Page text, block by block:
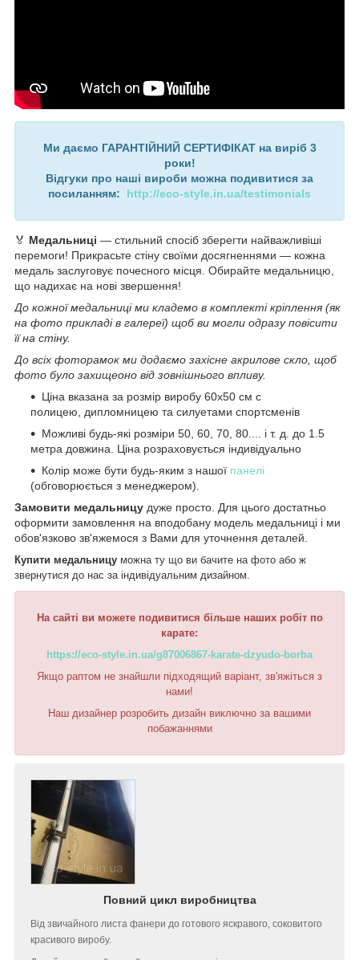
Ми даємо ГАРАНТІЙНИЙ СЕРТИФІКАТ на виріб 3
роки!
Відгуки про наші вироби можна подивитися за
посиланням: http://eco-style.in.ua/testimonials
🏅 Медальниці — стильний спосіб зберегти найважливіші
перемоги! Прикрасьте стіну своїми досягненнями — кожна
медаль заслуговує почесного місця. Обирайте медальницю,
що надихає на нові звершення!
До кожної медальниці ми кладемо в комплекті кріплення (як
на фото прикладі в галереї) щоб ви могли одразу повісити
її на стіну.
До всіх фоторамок ми додаємо захісне акрилове скло, щоб
фото було захищеоно від зовнішнього впливу.
Ціна вказана за розмір виробу 60х50 см с
полицею, дипломницею та силуетами спортсменів
Можливі будь-які розміри 50, 60, 70, 80.... і т. д. до 1.5
метра довжина. Ціна розраховується індивідуально
Колір може бути будь-яким з нашої панелі
(обговорюється з менеджером).
Замовити медальницу дуже просто. Для цього достатньо
оформити замовлення на вподобану модель медальниці і ми
обов'язково зв'яжемося з Вами для уточнення деталей.
Купити медальницу можна ту що ви бачите на фото або ж
звернутися до нас за індивідуальним дизайном.
На сайті ви можете подивитися більше наших робіт по
карате:
https://eco-style.in.ua/g87006867-karate-dzyudo-borba
Якщо раптом не знайшли підходящий варіант, зв'яжіться з
нами!
Наш дизайнер розробить дизайн виключно за вашими
побажаннями
Повний цикл виробництва
Від звичайного листа фанери до готового яскравого, соковитого
красивого виробу.